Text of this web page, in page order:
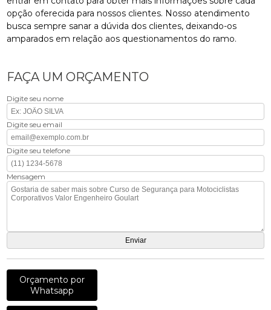
opção oferecida para nossos clientes. Nosso atendimento
busca sempre sanar a dúvida dos clientes, deixando-os
amparados em relação aos questionamentos do ramo.
FAÇA UM ORÇAMENTO
Digite seu nome
Digite seu email
Digite seu telefone
Mensagem
Orçamento por
Whatsapp